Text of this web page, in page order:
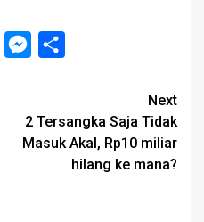
TelegramMessenger
Next
2 Tersangka Saja Tidak
Masuk Akal, Rp10 miliar
hilang ke mana?